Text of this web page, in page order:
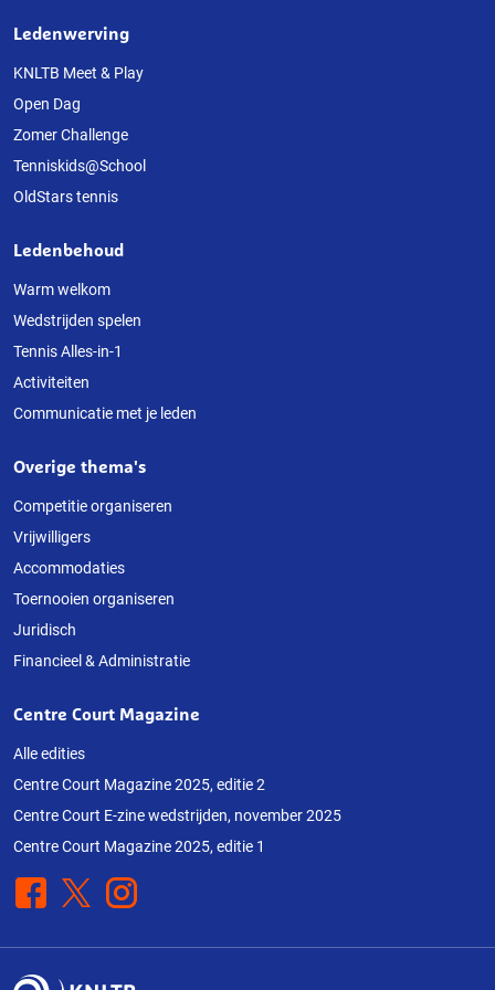
Over
deze
website
Ledenwerving
KNLTB Meet & Play
Open Dag
Zomer Challenge
Tenniskids@School
OldStars tennis
Ledenbehoud
Warm welkom
Wedstrijden spelen
Tennis Alles-in-1
Activiteiten
Communicatie met je leden
Overige thema's
Competitie organiseren
Vrijwilligers
Accommodaties
Toernooien organiseren
Juridisch
Financieel & Administratie
Centre Court Magazine
Alle edities
Centre Court Magazine 2025, editie 2
Centre Court E-zine wedstrijden, november 2025
Centre Court Magazine 2025, editie 1
Facebook
X Instagram